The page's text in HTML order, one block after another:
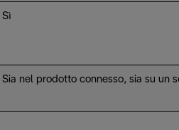
Sì
Sia nel prodotto connesso, sia su un